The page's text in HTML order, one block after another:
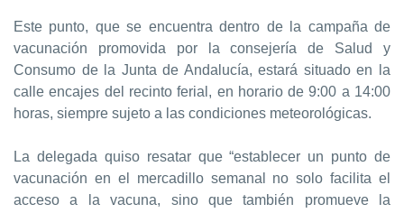
Este punto, que se encuentra dentro de la campaña de
vacunación promovida por la consejería de Salud y
Consumo de la Junta de Andalucía, estará situado en la
calle encajes del recinto ferial, en horario de 9:00 a 14:00
horas, siempre sujeto a las condiciones meteorológicas.
La delegada quiso resatar que “establecer un punto de
vacunación en el mercadillo semanal no solo facilita el
acceso a la vacuna, sino que también promueve la